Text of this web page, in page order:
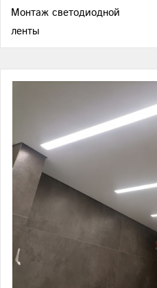
Монтаж светодиодной
ленты